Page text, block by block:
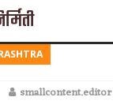
गडचिरोली जिल्ह्यातील
smallcontent.editor